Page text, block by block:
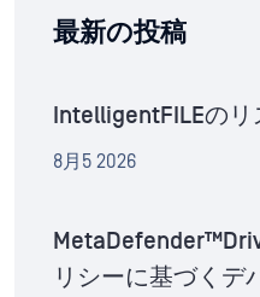
最新の投稿
IntelligentFILEのリ
8月5 2026
リシーに基づくデ